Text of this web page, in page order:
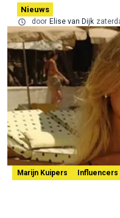
Nieuws
door Elise van Dijk
Marijn Kuipers Influencers